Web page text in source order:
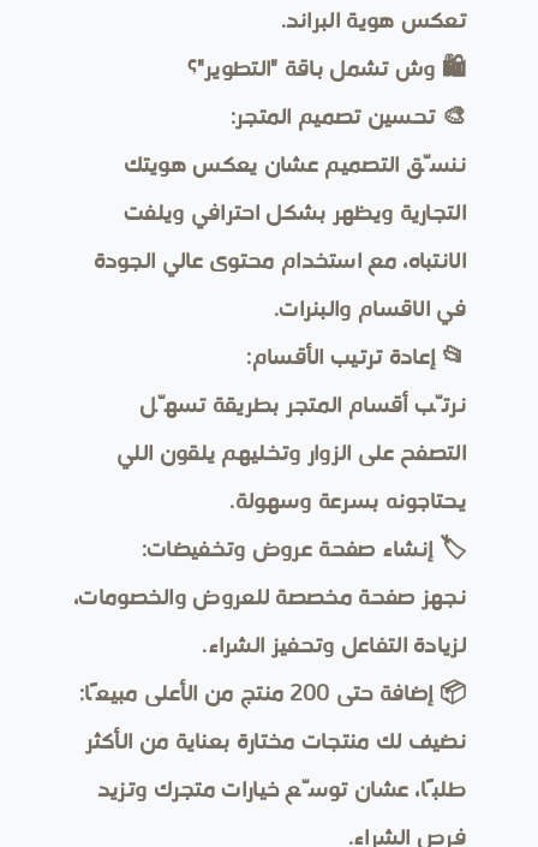
تعكس هوية البراند.
🛍️ وش تشمل باقة "التطوير"؟
🎨 تحسين تصميم المتجر:
ننسّق التصميم عشان يعكس هويتك
التجارية ويظهر بشكل احترافي ويلفت
الانتباه، مع استخدام محتوى عالي الجودة
في الاقسام والبنرات.
📂 إعادة ترتيب الأقسام:
نرتّب أقسام المتجر بطريقة تسهّل
التصفح على الزوار وتخليهم يلقون اللي
يحتاجونه بسرعة وسهولة.
🏷️ إنشاء صفحة عروض وتخفيضات:
نجهز صفحة مخصصة للعروض والخصومات،
لزيادة التفاعل وتحفيز الشراء.
📦 إضافة حتى 200 منتج من الأعلى مبيعًا:
نضيف لك منتجات مختارة بعناية من الأكثر
طلبًا، عشان توسّع خيارات متجرك وتزيد
فرص الشراء.